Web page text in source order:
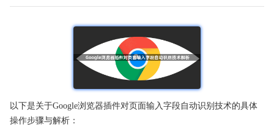
以下是关于Google浏览器插件对页面输入字段自动识别技术的具体
操作步骤与解析：